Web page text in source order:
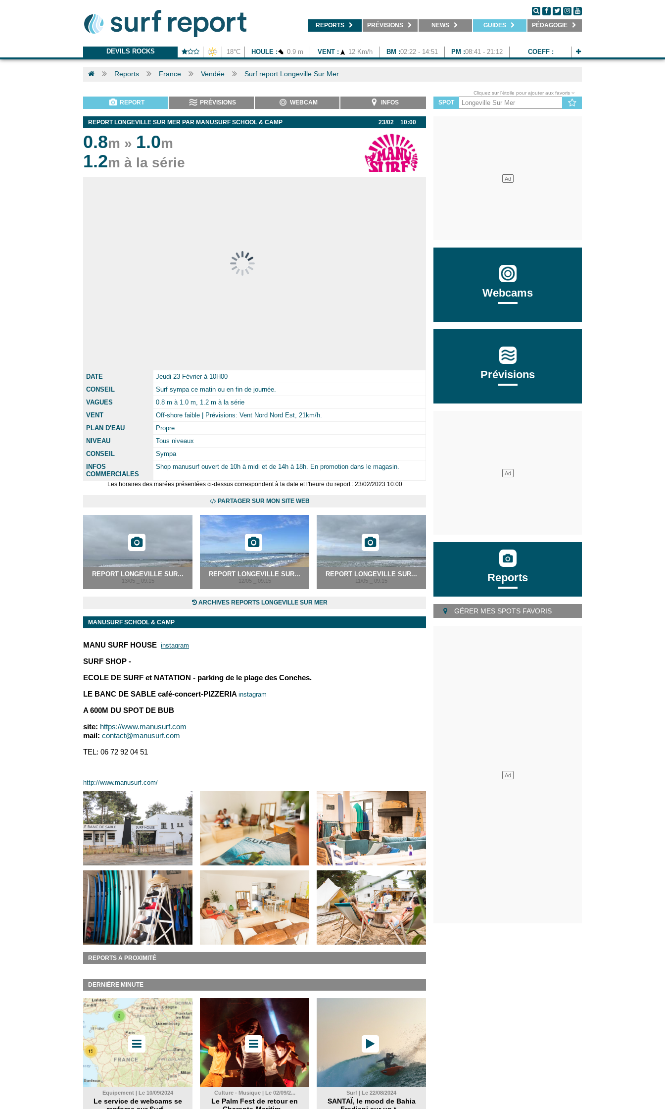
REPORTS PRÉVISIONS NEWS GUIDES PÉDAGOGIE
DEVILS ROCKS 18°C HOULE : 0.9 m VENT : 12 Km/h BM :02:22 - 14:51 PM :08:41 - 21:12 COEFF :
Reports France Vendée Surf report Longeville Sur Mer
REPORT PRÉVISIONS WEBCAM INFOS
23/02 _ 10:00
REPORT LONGEVILLE SUR MER PAR MANUSURF SCHOOL & CAMP
0.8m » 1.0m
1.2m à la série
DATE
Jeudi 23 Février à 10H00
CONSEIL
Surf sympa ce matin ou en fin de journée.
VAGUES
0.8 m à 1.0 m, 1.2 m à la série
VENT
Off-shore faible | Prévisions: Vent Nord Nord Est, 21km/h.
PLAN D'EAU
Propre
NIVEAU
Tous niveaux
CONSEIL
Sympa
INFOS
COMMERCIALES
Shop manusurf ouvert de 10h à midi et de 14h à 18h. En promotion dans le magasin.
Les horaires des marées présentées ci-dessus correspondent à la date et l'heure du report : 23/02/2023 10:00
PARTAGER SUR MON SITE WEB
REPORT LONGEVILLE SUR...
13/05 _ 09:15
REPORT LONGEVILLE SUR...
12/05 _ 09:15
REPORT LONGEVILLE SUR...
11/05 _ 09:15
ARCHIVES REPORTS LONGEVILLE SUR MER
MANUSURF SCHOOL & CAMP
MANU SURF HOUSE instagram
SURF SHOP -
ECOLE DE SURF et NATATION - parking de le plage des Conches.
LE BANC DE SABLE café-concert-PIZZERIA instagram
A 600M DU SPOT DE BUB
site: https://www.manusurf.com
mail: contact@manusurf.com
TEL: 06 72 92 04 51
http://www.manusurf.com/
REPORTS A PROXIMITÉ
DERNIÈRE MINUTE
Equipement | Le 10/09/2024
Le service de webcams se
Culture - Musique | Le 02/09/2...
Le Palm Fest de retour en
Surf | Le 22/08/2024
SANTAÏ, le mood de Bahia
Cliquez sur l'étoile pour ajouter aux favoris
SPOT
Webcams
Prévisions
Reports
GÉRER MES SPOTS FAVORIS